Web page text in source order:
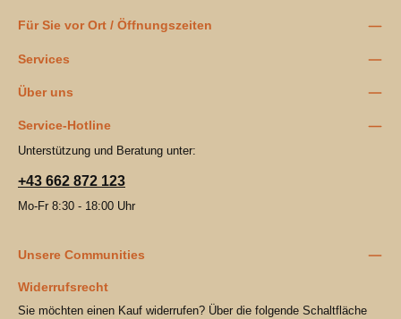
Für Sie vor Ort / Öffnungszeiten
Services
Über uns
Service-Hotline
Unterstützung und Beratung unter:
+43 662 872 123
Mo-Fr 8:30 - 18:00 Uhr
Unsere Communities
Widerrufsrecht
Sie möchten einen Kauf widerrufen? Über die folgende Schaltfläche